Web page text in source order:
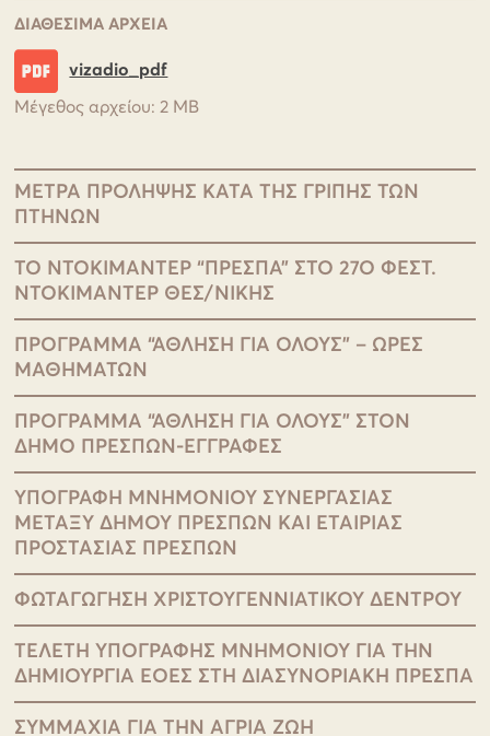
ΔΙΑΘΕΣΙΜΑ ΑΡΧΕΙΑ
vizadio_pdf
Μέγεθος αρχείου: 2 MB
ΜΕΤΡΑ ΠΡΟΛΗΨΗΣ ΚΑΤΑ ΤΗΣ ΓΡΙΠΗΣ ΤΩΝ
ΠΤΗΝΩΝ
ΤΟ ΝΤΟΚΙΜΑΝΤΕΡ “ΠΡΕΣΠΑ” ΣΤΟ 27Ο ΦΕΣΤ.
ΝΤΟΚΙΜΑΝΤΕΡ ΘΕΣ/ΝΙΚΗΣ
ΠΡΟΓΡΑΜΜΑ “ΑΘΛΗΣΗ ΓΙΑ ΟΛΟΥΣ” – ΩΡΕΣ
ΜΑΘΗΜΑΤΩΝ
ΠΡΟΓΡΑΜΜΑ “ΑΘΛΗΣΗ ΓΙΑ ΟΛΟΥΣ” ΣΤΟΝ
ΔΗΜΟ ΠΡΕΣΠΩΝ-ΕΓΓΡΑΦΕΣ
ΥΠΟΓΡΑΦΗ ΜΝΗΜΟΝΙΟΥ ΣΥΝΕΡΓΑΣΙΑΣ
ΜΕΤΑΞΥ ΔΗΜΟΥ ΠΡΕΣΠΩΝ ΚΑΙ ΕΤΑΙΡΙΑΣ
ΠΡΟΣΤΑΣΙΑΣ ΠΡΕΣΠΩΝ
ΦΩΤΑΓΩΓΗΣΗ ΧΡΙΣΤΟΥΓΕΝΝΙΑΤΙΚΟΥ ΔΕΝΤΡΟΥ
ΤΕΛΕΤΗ ΥΠΟΓΡΑΦΗΣ ΜΝΗΜΟΝΙΟΥ ΓΙΑ ΤΗΝ
ΔΗΜΙΟΥΡΓΙΑ ΕΟΕΣ ΣΤΗ ΔΙΑΣΥΝΟΡΙΑΚΗ ΠΡΕΣΠΑ
ΣΥΜΜΑΧΙΑ ΓΙΑ ΤΗΝ ΑΓΡΙΑ ΖΩΗ